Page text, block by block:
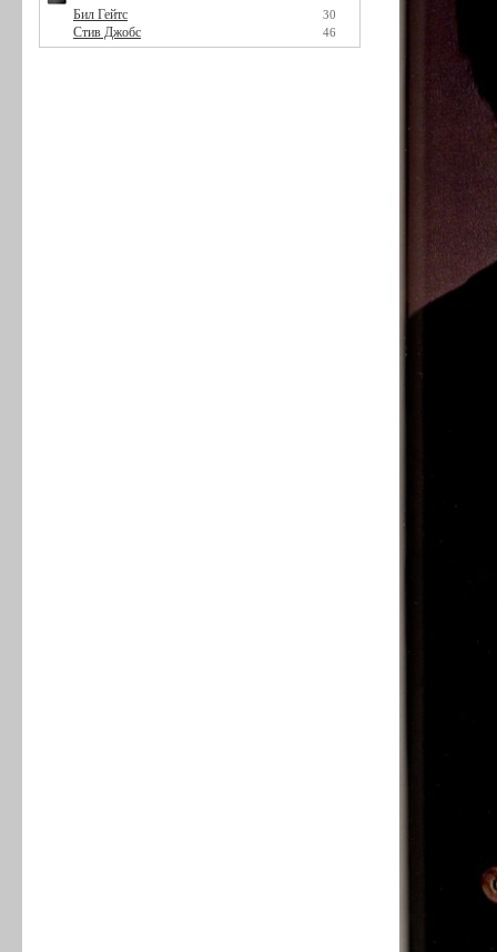
Бил Гейтс 30
Стив Джобс 46